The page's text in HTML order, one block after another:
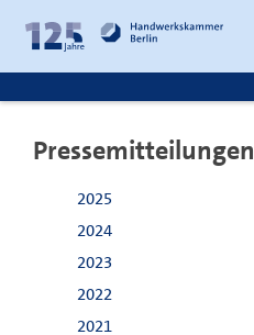
Inhalt
springen
Fußzeile
springen
Pressemitteilungen
2025
2024
2023
2022
2021